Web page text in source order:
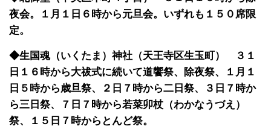
夜会。１月１日６時から元旦会。いずれも１５０席限
定。
◆生国魂（いくたま）神社（天王寺区生玉町） ３１
日１６時から大祓式に続いて道饗祭、除夜祭、１月１
日５時から歳旦祭、２日７時から二日祭、３日７時か
ら三日祭、７日７時から若菜卯杖（わかなうづえ）
祭、１５日７時からとんど祭。